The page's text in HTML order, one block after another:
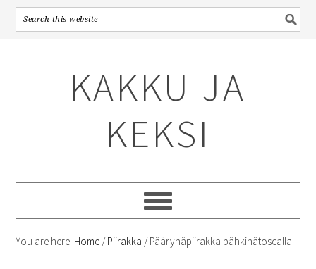
KAKKU JA
KEKSI
You are here: Home /Piirakka /Päärynäpiirakka pähkinätoscalla